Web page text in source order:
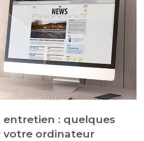
: quelques
votre ordinateur